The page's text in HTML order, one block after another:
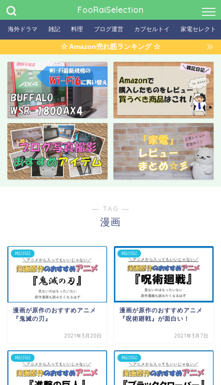
FooRaiSelection
海外ドラマ 雑記 料理 ブログ運営 カプセルトイ 家電セレクト
☆ Amazon売れ筋ランキング ☆
― TAG ―
漫画
雑記日記
漫画が原作のおすすめアニメ
『鬼滅の刃』
2021年3月20日
雑記日記
漫画が原作のおすすめアニメ
『呪術廻戦』が面白い！
2021年3月7日
雑記日記 雑記日記